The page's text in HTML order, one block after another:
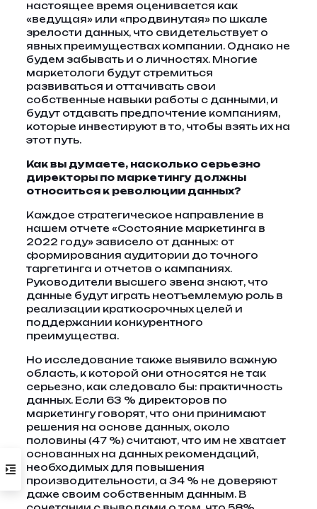
настоящее время оценивается как
«ведущая» или «продвинутая» по шкале
зрелости данных, что свидетельствует о
явных преимуществах компании. Однако не
будем забывать и о личностях. Многие
маркетологи будут стремиться
развиваться и оттачивать свои
собственные навыки работы с данными, и
будут отдавать предпочтение компаниям,
которые инвестируют в то, чтобы взять их на
этот путь.
Как вы думаете, насколько серьезно
директоры по маркетингу должны
относиться к революции данных?
Каждое стратегическое направление в
нашем отчете «Состояние маркетинга в
2022 году» зависело от данных: от
формирования аудитории до точного
таргетинга и отчетов о кампаниях.
Руководители высшего звена знают, что
данные будут играть неотъемлемую роль в
реализации краткосрочных целей и
поддержании конкурентного
преимущества.
Но исследование также выявило важную
область, к которой они относятся не так
серьезно, как следовало бы: практичность
данных. Если 63 % директоров по
маркетингу говорят, что они принимают
решения на основе данных, около
половины (47 %) считают, что им не хватает
основанных на данных рекомендаций,
необходимых для повышения
производительности, а 34 % не доверяют
даже своим собственным данным. В